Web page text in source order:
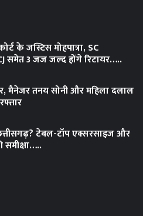
के जस्टिस मोहपात्रा, SC
समेत 3 जज जल्द होंगे रिटायर…..
मैनेजर तनय सोनी और महिला दलाल
टेबल-टॉप एक्सरसाइज और
समीक्षा…..